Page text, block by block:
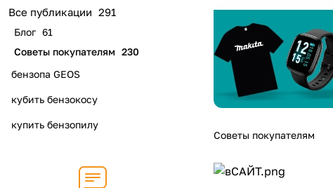
Советы покупателям
Все публикации 291
Блог 61
Советы покупателям 230
бензопа GEOS
кубить бензокосу
купить бензопилу